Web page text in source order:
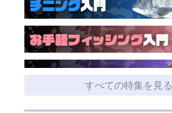
すべての特集を見る